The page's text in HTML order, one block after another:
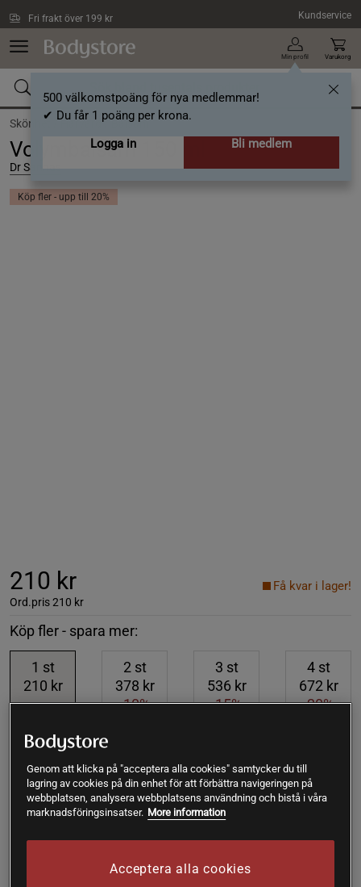
Fri frakt över 199 kr Kundservice
Min profil
500 välkomstpoäng för nya medlemmar!
✔ Du får 1 poäng per krona.
Logga in
Bli medlem
Varukorg
Skönhet /Hårvård /Balsam
Volymbalsam 150 ml
Dr Sannas
Köp fler - upp till 20%
210 kr
Ord.pris210 kr
Få kvar i lager!
Köp fler - spara mer:
1 st
210 kr
2 st
378 kr
-10%
3 st
536 kr
-15%
4st
672 kr
-20%
Fri frakt över 199 kr Fri retur 14 dagars ångerrätt
Volymbalsam med alger och proteiner: Normalt/tunt hår.
Genom att klicka på "acceptera alla cookies" samtycker du till
lagring av cookies på din enhet för att förbättra navigeringen på
webbplatsen, analysera webbplatsens användning och bistå i våra
marknadsföringsinsatser. More information
Acceptera alla cookies